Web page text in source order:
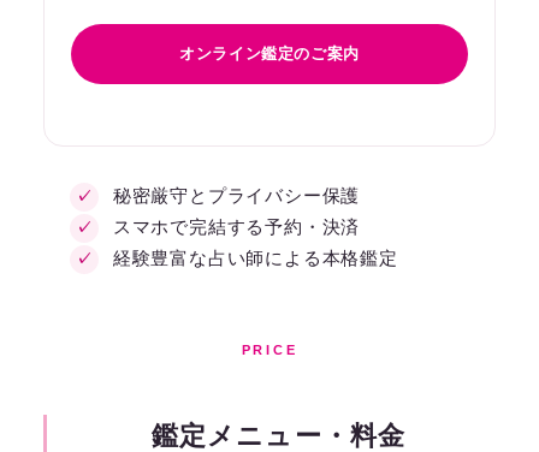
オンライン鑑定のご案内
秘密厳守とプライバシー保護
スマホで完結する予約・決済
経験豊富な占い師による本格鑑定
PRICE
鑑定メニュー・料金